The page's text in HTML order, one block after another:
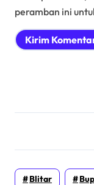
peramban ini
Blitar